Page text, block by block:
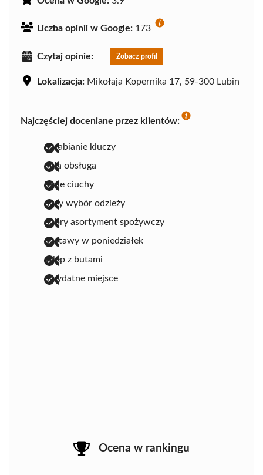
Liczba opinii w Google: 173
Czytaj opinie: Zobacz profil
Lokalizacja: Mikołaja Kopernika 17, 59-300 Lubin
Najczęściej doceniane przez klientów:
dorabianie kluczy
miła obsługa
tanie ciuchy
duży wybór odzieży
dobry asortyment spożywczy
dostawy w poniedziałek
sklep z butami
przydatne miejsce
Ocena w rankingu